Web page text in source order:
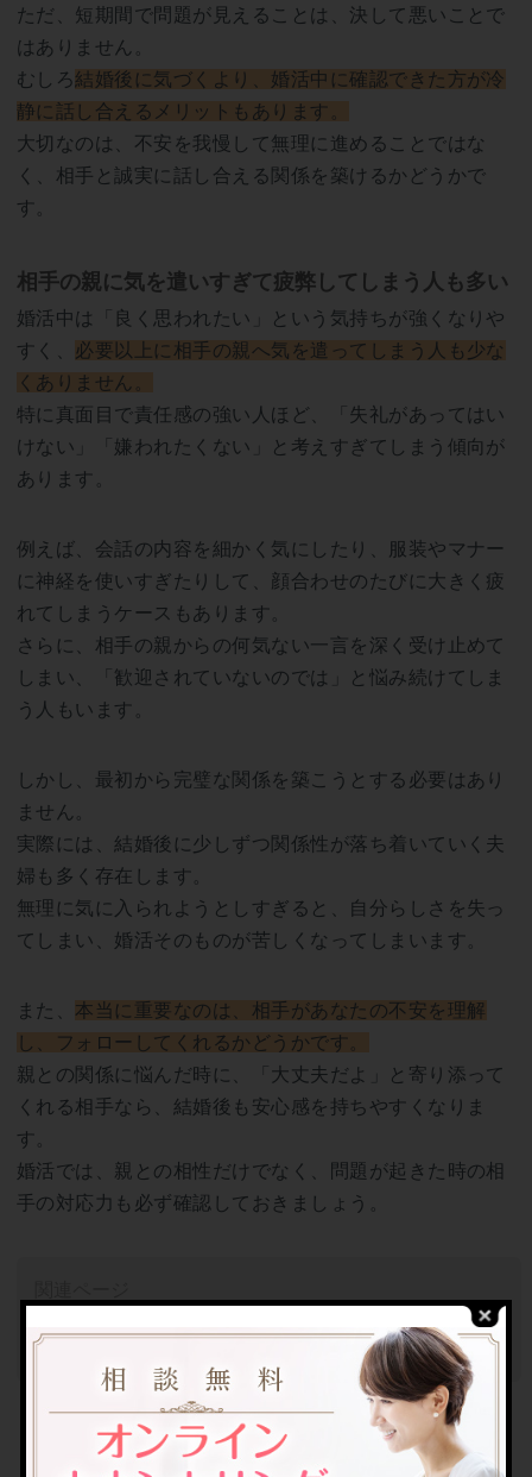
ただ、短期間で問題が見えることは、決して悪いことで
はありません。
むしろ結婚後に気づくより、婚活中に確認できた方が冷
静に話し合えるメリットもあります。
大切なのは、不安を我慢して無理に進めることではな
く、相手と誠実に話し合える関係を築けるかどうかで
す。
相手の親に気を遣いすぎて疲弊してしまう人も多い
婚活中は「良く思われたい」という気持ちが強くなりや
すく、 必要以上に相手の親へ気を遣ってしまう人も少な
くありません。
特に真面目で責任感の強い人ほど、「失礼があってはい
けない」「嫌われたくない」と考えすぎてしまう傾向が
あります。
例えば、会話の内容を細かく気にしたり、服装やマナー
に神経を使いすぎたりして、顔合わせのたびに大きく疲
れてしまうケースもあります。
さらに、相手の親からの何気ない一言を深く受け止めて
しまい、「歓迎されていないのでは」と悩み続けてしま
う人もいます。
しかし、最初から完璧な関係を築こうとする必要はあり
ません。
実際には、結婚後に少しずつ関係性が落ち着いていく夫
婦も多く存在します。
無理に気に入られようとしすぎると、自分らしさを失っ
てしまい、婚活そのものが苦しくなってしまいます。
また、 本当に重要なのは、相手があなたの不安を理解
し、フォローしてくれるかどうかです。
親との関係に悩んだ時に、「大丈夫だよ」と寄り添って
くれる相手なら、結婚後も安心感を持ちやすくなりま
す。
婚活では、親との相性だけでなく、問題が起きた時の相
手の対応力も必ず確認しておきましょう。
結婚相談所は離婚率が高い？低い？その実態と理由に
ついて解説